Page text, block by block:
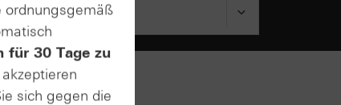
ordnungsgemäß
für 30 Tage zu
sich gegen die